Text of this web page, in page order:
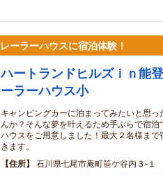
ーラーハウスに宿泊体験！
ハートランドヒルズｉｎ能
ーラーハウス小
キャンピングカーに泊まってみたいと思っ
んか？そんな夢を叶えるため手ぶらで宿泊
ハウスをご用意しました！最大２名様まで
きます。
住所
石川県七尾市庵町笹ケ谷内３‐１